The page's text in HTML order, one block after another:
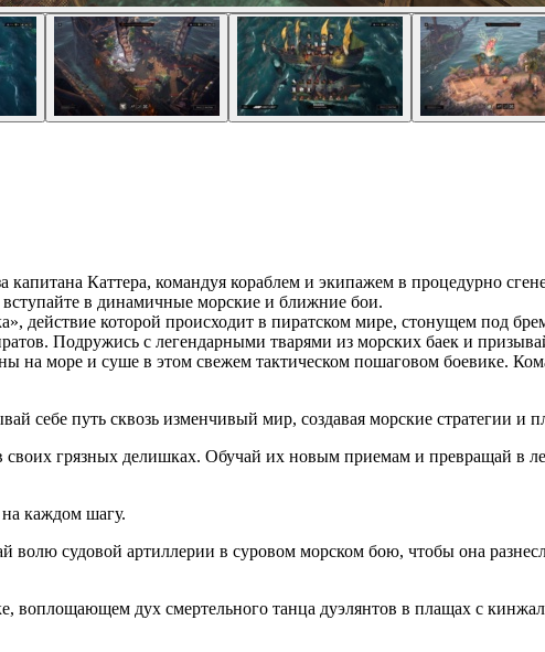
капитана Каттера, командуя кораблем и экипажем в процедурно
в динамичные морские и ближние бои.
действие которой происходит в пиратском мире, стонущем под
Подружись с легендарными тварями из морских баек и
на море и суше в этом свежем тактическом пошаговом боевике.
себе путь сквозь изменчивый мир, создавая морские стратегии и
грязных делишках. Обучай их новым приемам и превращай в
каждом шагу.
судовой артиллерии в суровом морском бою, чтобы она
воплощающем дух смертельного танца дуэлянтов в плащах с